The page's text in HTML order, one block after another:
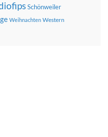
Schönweiler
Weihnachten Western